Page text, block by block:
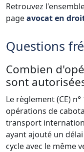
Retrouvez
pageavocat en
Questions
Combien
sont
Le règlement (CE)
opérations de
transport
ayant ajouté un
cycle avec le même